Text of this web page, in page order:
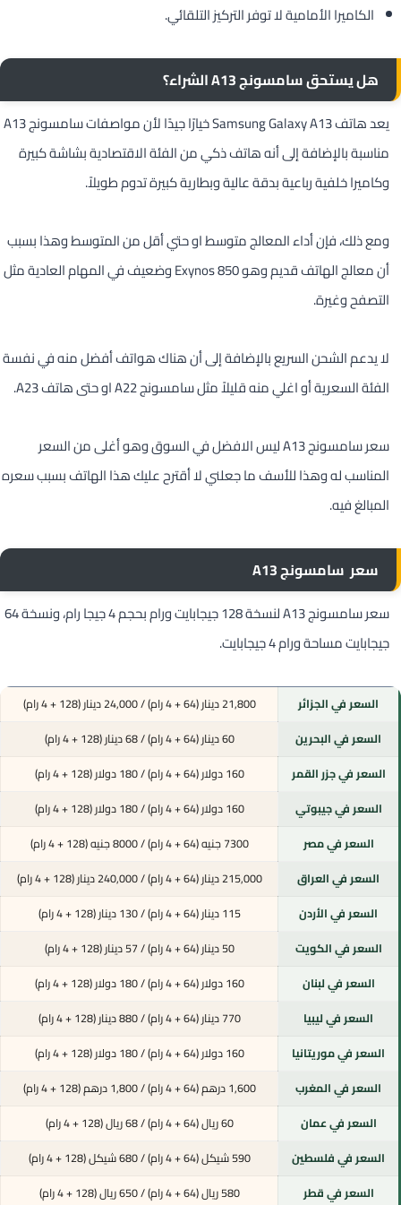
الكاميرا الأمامية لا توفر التركيز التلقائي.
هل يستحق سامسونج A13 الشراء؟
يعد هاتف Samsung Galaxy A13 خيارًا جيدًا لأن مواصفات سامسونج A13
مناسبة بالإضافة إلى أنه هاتف ذكي من الفئة الاقتصادية بشاشة كبيرة
وكاميرا خلفية رباعية بدقة عالية وبطارية كبيرة تدوم طويلاً.
ومع ذلك، فإن أداء المعالج متوسط او حتي أقل من المتوسط وهذا بسبب
أن معالج الهاتف قديم وهو Exynos 850 وضعيف في المهام العادية مثل
التصفح وغيرة.
لا يدعم الشحن السريع بالإضافة إلى أن هناك هواتف أفضل منه في نفسة
الفئة السعرية أو اغلي منه قليلاً مثل سامسونج A22 او حتى هاتف A23.
سعر سامسونج A13 ليس الافضل في السوق وهو أغلى من السعر
المناسب له وهذا للأسف ما جعلني لا أقترح عليك هذا الهاتف بسبب سعره
المبالغ فيه.
سعر سامسونج A13
سعر سامسونج A13 لنسخة 128 جيجابايت ورام بحجم 4 جيجا رام، ونسخة 64
جيجابايت مساحة ورام 4 جيجابايت.
السعر في الجزائر
21,800 دينار (64 + 4 رام) / 24,000 دينار (128 + 4 رام)
السعر في البحرين
60 دينار (64 + 4 رام) / 68 دينار (128 + 4 رام)
السعر في جزر القمر
160 دولار (64 + 4 رام) / 180 دولار (128 + 4 رام)
السعر في جيبوتي
160 دولار (64 + 4 رام) / 180 دولار (128 + 4 رام)
السعر في مصر
7300 جنيه (64 + 4 رام) / 8000 جنيه (128 + 4 رام)
السعر في العراق
215,000 دينار (64 + 4 رام) / 240,000 دينار (128 + 4 رام)
السعر في الأردن
115 دينار (64 + 4 رام) / 130 دينار (128 + 4 رام)
السعر في الكويت
50 دينار (64 + 4 رام) / 57 دينار (128 + 4 رام)
السعر في لبنان
160 دولار (64 + 4 رام) / 180 دولار (128 + 4 رام)
السعر في ليبيا
770 دينار (64 + 4 رام) / 880 دينار (128 + 4 رام)
السعر في موريتانيا
160 دولار (64 + 4 رام) / 180 دولار (128 + 4 رام)
السعر في المغرب
1,600 درهم (64 + 4 رام) / 1,800 درهم (128 + 4 رام)
السعر في عمان
60 ريال (64 + 4 رام) / 68 ريال (128 + 4 رام)
السعر في فلسطين
590 شيكل (64 + 4 رام) / 680 شيكل (128 + 4 رام)
السعر في قطر
580 ريال (64 + 4 رام) / 650 ريال (128 + 4 رام)